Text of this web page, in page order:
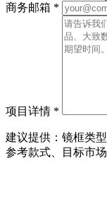
商务邮箱 *
项目详情 *
建议提供：镜框类
参考款式、目标市场